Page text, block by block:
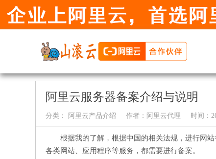
阿里云服务器备案介绍与说明
分类： 阿里云产品介绍 作者： 阿里云代理 时间：
根据我的了解，根据中国的相关法规，进行网
各类网站、应用程序等服务，都需要进行备案。